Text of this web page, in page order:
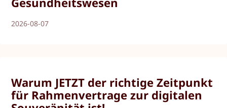
2026-08-07
Warum JETZT der richtige Zeitpunkt
für Rahmenvertrage zur digitalen